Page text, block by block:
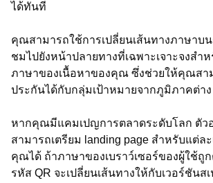
ได้ทันที
คุณสามารถใช้การเปลี่ยนเส้นทางภาษาบ
ชมไปยังหน้าปลายทางที่เฉพาะเจาะจงสำ
ภาษาของเนื้อหาของคุณ ซึ่งช่วยให้คุณสา
ประกันได้กับกลุ่มเป้าหมายจากภูมิภาคต่าง
หากคุณมีแคมเปญการตลาดระดับโลก ตัว
สามารถเตรียม landing page สำหรับแต่ล
คุณได้ ถ้าภาษาของเบราว์เซอร์ของผู้ใช้ถูก
รหัส QR จะเปลี่ยนเส้นทางให้กับเวอร์ชันส